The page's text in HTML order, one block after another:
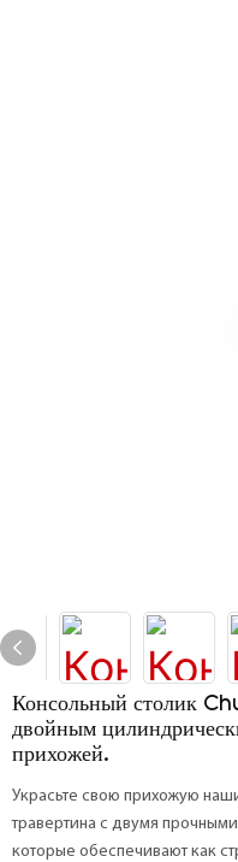
Консольный столик
двойным
прихожей.
Украсьте свою прихожую
травертина с двумя
которые обеспечивают как